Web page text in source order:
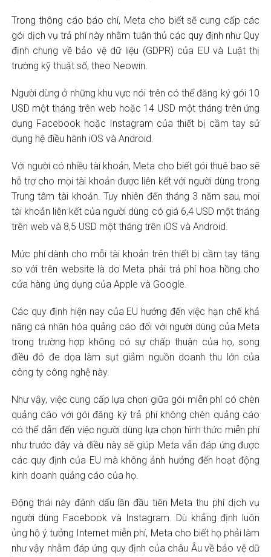
Trong thông cáo báo chí, Meta cho biết sẽ cung cấp các
gói dịch vụ trả phí này nhằm tuân thủ các quy định như Quy
định chung về bảo vệ dữ liệu (GDPR) của EU và Luật thị
trường kỹ thuật số, theo Neowin.
Người dùng ở những khu vực nói trên có thể đăng ký gói 10
USD một tháng trên web hoặc 14 USD một tháng trên ứng
dụng Facebook hoặc Instagram của thiết bị cầm tay sử
dụng hệ điều hành iOS và Android.
Với người có nhiều tài khoản, Meta cho biết gói thuê bao sẽ
hỗ trợ cho mọi tài khoản được liên kết với người dùng trong
Trung tâm tài khoản. Tuy nhiên đến tháng 3 năm sau, mọi
tài khoản liên kết của người dùng có giá 6,4 USD một tháng
trên web và 8,5 USD một tháng trên iOS và Android.
Mức phí dành cho mỗi tài khoản trên thiết bị cầm tay tăng
so với trên website là do Meta phải trả phí hoa hồng cho
cửa hàng ứng dụng của Apple và Google.
Các quy định hiện nay của EU hướng đến việc hạn chế khả
năng cá nhân hóa quảng cáo đối với người dùng của Meta
trong trường hợp không có sự chấp thuận của họ, song
điều đó đe dọa làm sụt giảm nguồn doanh thu lớn của
công ty công nghệ này.
Như vậy, việc cung cấp lựa chọn giữa gói miễn phí có chèn
quảng cáo với gói đăng ký trả phí không chèn quảng cáo
có thể dẫn đến việc người dùng lựa chọn hình thức miễn phí
như trước đây và điều này sẽ giúp Meta vẫn đáp ứng được
các quy định của EU mà không ảnh hưởng đến hoạt động
kinh doanh quảng cáo của họ.
Động thái này đánh dấu lần đầu tiên Meta thu phí dịch vụ
người dùng Facebook và Instagram. Dù khẳng định luôn
ủng hộ ý tưởng Internet miễn phí, Meta cho biết họ phải làm
như vậy nhằm đáp ứng quy định của châu Âu về bảo vệ dữ